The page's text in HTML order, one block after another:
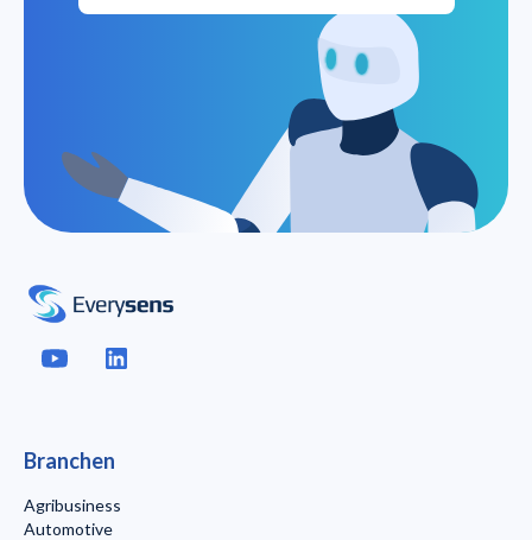
Branchen
Agribusiness
Automotive